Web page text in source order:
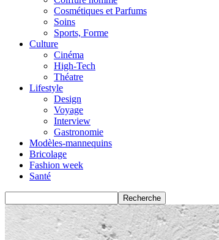
Cosmétiques et Parfums
Soins
Sports, Forme
Culture
Cinéma
High-Tech
Théatre
Lifestyle
Design
Voyage
Interview
Gastronomie
Modèles-mannequins
Bricolage
Fashion week
Santé